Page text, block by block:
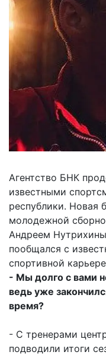
Агентство БНК
известными
республики. Новая
молодежной
Андреем
пообщался с
спортивной
- Мы долго с вами
ведь уже
время?
- С тренерами
подводили итоги